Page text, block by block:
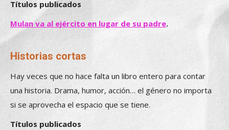
Títulos publicados
Mulan va al ejército en lugar de su padre.
Historias cortas
Hay veces que no hace falta un libro entero para contar
una historia. Drama, humor, acción… el género no importa
si se aprovecha el espacio que se tiene.
Títulos publicados